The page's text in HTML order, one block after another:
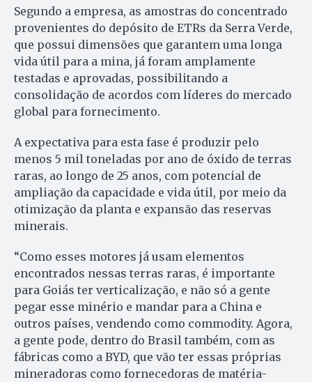
Segundo a empresa, as amostras do concentrado
provenientes do depósito de ETRs da Serra Verde,
que possui dimensões que garantem uma longa
vida útil para a mina, já foram amplamente
testadas e aprovadas, possibilitando a
consolidação de acordos com líderes do mercado
global para fornecimento.
A expectativa para esta fase é produzir pelo
menos 5 mil toneladas por ano de óxido de terras
raras, ao longo de 25 anos, com potencial de
ampliação da capacidade e vida útil, por meio da
otimização da planta e expansão das reservas
minerais.
“Como esses motores já usam elementos
encontrados nessas terras raras, é importante
para Goiás ter verticalização, e não só a gente
pegar esse minério e mandar para a China e
outros países, vendendo como commodity. Agora,
a gente pode, dentro do Brasil também, com as
fábricas como a BYD, que vão ter essas próprias
mineradoras como fornecedoras de matéria-